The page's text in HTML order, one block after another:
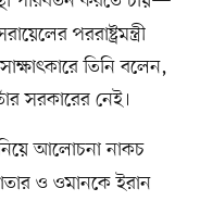
পররাষ্ট্রমন্ত্রী
তিনি বলেন,
সরকারের নেই।
আলোচনা নাকচ
ও ওমানকে ইরান